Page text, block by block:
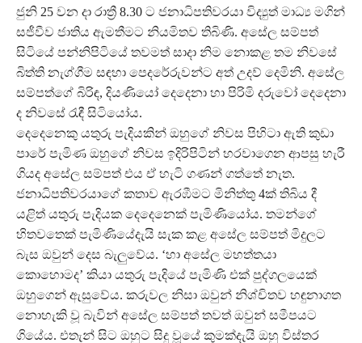
ජුනි 25 වන දා රාත්‍රී 8.30 ට ජනාධිපතිවරයා විද්‍යුත් මාධ්‍ය මගින්
සජීවීව ජාතිය ඇමතීමට නියමිතව තිබිණි. අසේල සම්පත්
සිටියේ පන්නිපිටියේ තවමත් සාදා නිම නොකළ තම නිවසේ
බිත්ති නැග්ගීම සඳහා පෙදරේරුවන්ට අත් උදව් දෙමිනි. අසේල
සම්පත්ගේ බිරිඳ, දියණියෝ දෙදෙනා හා පිරිමි දරුවෝ දෙදෙනා
ද නිවසේ රැඳී සිටියෝය.
දෙදෙනෙකු යතුරු පැදියකින් ඔහුගේ නිවස පිහිටා ඇති කුඩා
පාරේ පැමිණ ඔහුගේ නිවස ඉදිරිපිටින් හරවාගෙන ආපසු හැරී
ගියද අසේල සම්පත් එය ඒ හැටි ගණන් ගත්තේ නැත.
ජනාධිපතිවරයාගේ කතාව ඇරඹීමට මිනිත්තු 4ක් තිබිය දී
යළිත් යතුරු පැදියක දෙදෙනෙක් පැමිණියෝය. තමන්ගේ
හිතවතෙක් පැමිණියේදැයි සැක කළ අසේල සම්පත් මිදුලට
බැස ඔවුන් දෙස බැලුවේය. ‘හා අසේල මහත්තයා
කොහොමද’ කියා යතුරු පැදියේ පැමිණි එක් පුද්ගලයෙක්
ඔහුගෙන් ඇසුවේය. කරුවල නිසා ඔවුන් නිශ්චිතව හඳුනාගත
නොහැකි වූ බැවින් අසේල සම්පත් තවත් ඔවුන් සමීපයට
ගියේය. එතැන් සිට ඔහුට සිදු වූයේ කුමක්දැයි ඔහු විස්තර